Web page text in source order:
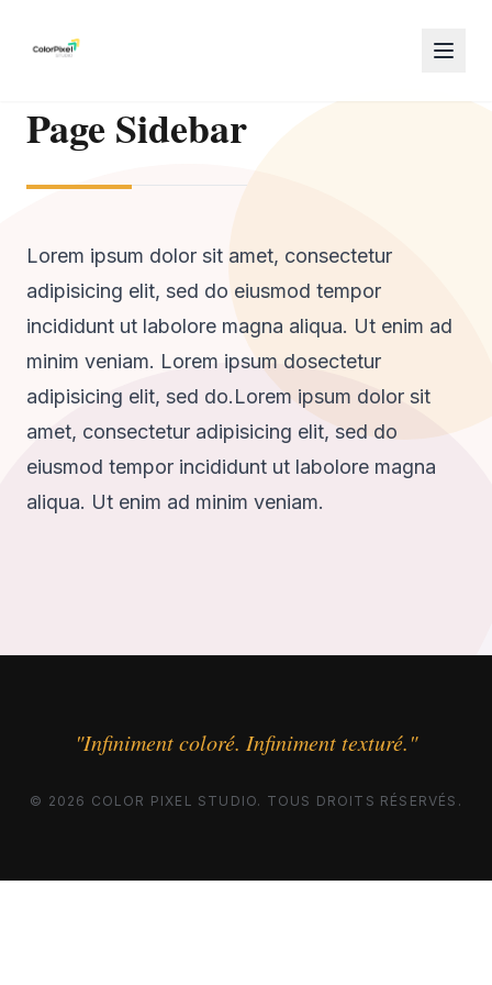
Page Sidebar
Lorem ipsum dolor sit amet, consectetur
adipisicing elit, sed do eiusmod tempor
incididunt ut labolore magna aliqua. Ut enim ad
minim veniam. Lorem ipsum dosectetur
adipisicing elit, sed do.Lorem ipsum dolor sit
amet, consectetur adipisicing elit, sed do
eiusmod tempor incididunt ut labolore magna
aliqua. Ut enim ad minim veniam.
"Infiniment coloré. Infiniment texturé."
© 2026 COLOR PIXEL STUDIO. TOUS DROITS RÉSERVÉS.